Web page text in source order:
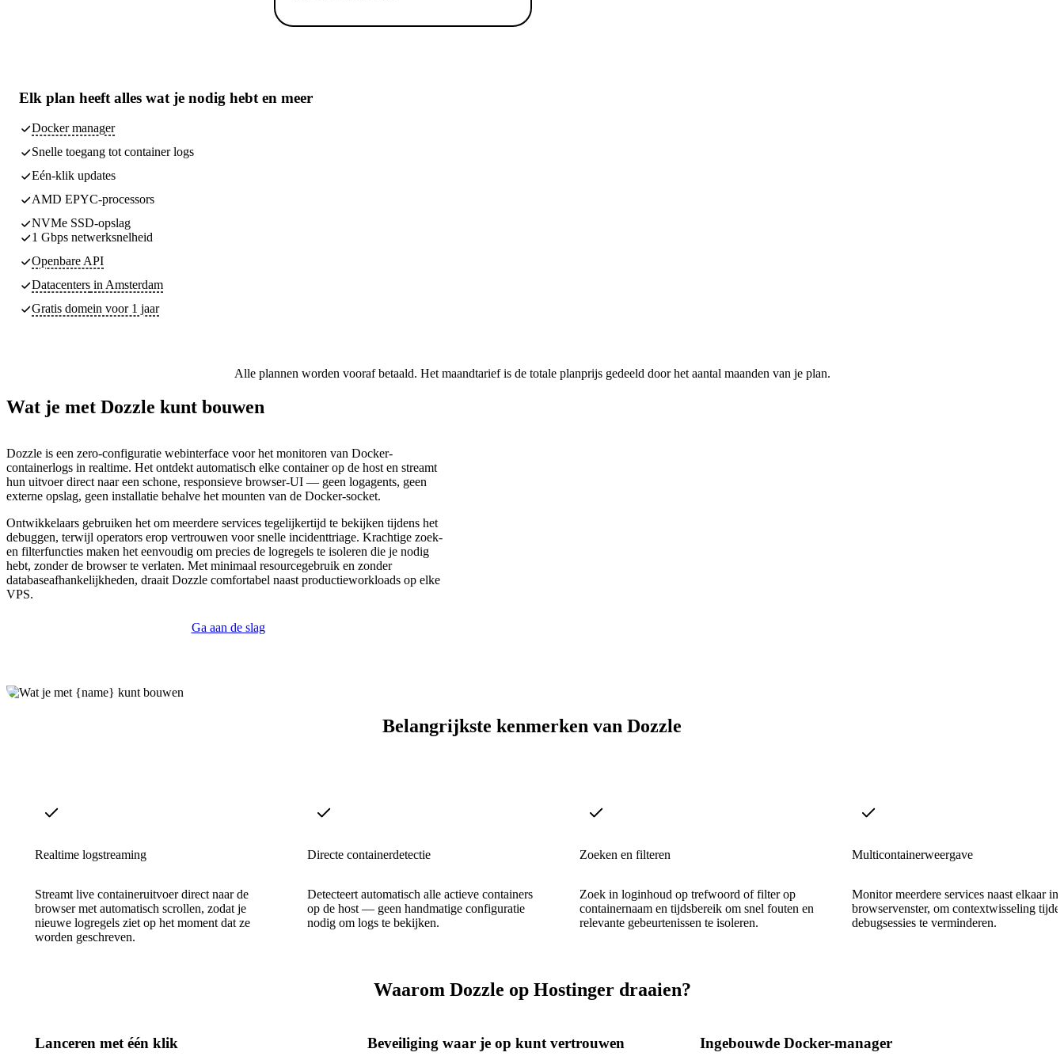
Elk plan heeft alles wat je nodig hebt en meer
Docker manager
Snelle toegang tot container logs
Eén-klik updates
AMD EPYC-processors
NVMe SSD-opslag
1 Gbps netwerksnelheid
Openbare API
Datacenters in Amsterdam
Gratis domein voor 1 jaar
Alle plannen worden vooraf betaald. Het maandtarief is de totale planprijs gedeeld door het aantal maanden van je plan.
Wat je met Dozzle kunt bouwen
Dozzle is een zero-configuratie webinterface voor het monitoren van Docker-
containerlogs in realtime. Het ontdekt automatisch elke container op de host en streamt
hun uitvoer direct naar een schone, responsieve browser-UI — geen logagents, geen
externe opslag, geen installatie behalve het mounten van de Docker-socket.
Ontwikkelaars gebruiken het om meerdere services tegelijkertijd te bekijken tijdens het
debuggen, terwijl operators erop vertrouwen voor snelle incidenttriage. Krachtige zoek-
en filterfuncties maken het eenvoudig om precies de logregels te isoleren die je nodig
hebt, zonder de browser te verlaten. Met minimaal resourcegebruik en zonder
databaseafhankelijkheden, draait Dozzle comfortabel naast productieworkloads op elke
VPS.
Ga aan de slag
Belangrijkste kenmerken van Dozzle
Realtime logstreaming
Streamt live containeruitvoer direct naar de
browser met automatisch scrollen, zodat je
nieuwe logregels ziet op het moment dat ze
worden geschreven.
Directe containerdetectie
Detecteert automatisch alle actieve containers
op de host — geen handmatige configuratie
nodig om logs te bekijken.
Zoeken en filteren
Zoek in loginhoud op trefwoord of filter op
containernaam en tijdsbereik om snel fouten en
relevante gebeurtenissen te isoleren.
Multicontainerweergave
Monitor meerdere services naast elkaar in
browservenster, om contextwisseling
debugsessies te verminderen.
Waarom Dozzle op Hostinger draaien?
Lanceren met één klik Beveiliging waar je op kunt vertrouwen Ingebouwde Docker-manager